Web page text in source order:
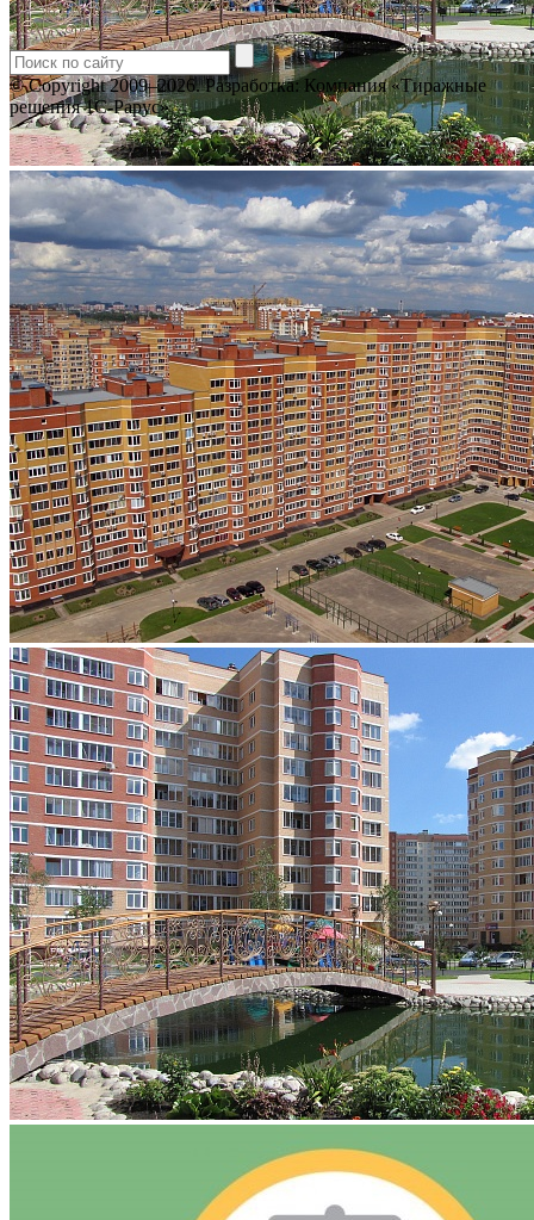
© Copyright 2009–2026. Разработка: Компания «Тиражные
решения 1С-Рарус»